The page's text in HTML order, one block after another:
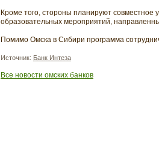
Кроме того, стороны планируют совместное
образовательных мероприятий,
Помимо Омска в Сибири программа
Источник: Банк Интеза
Все новости омских банков